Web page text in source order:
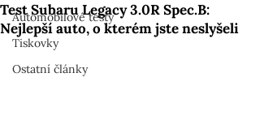
Automobilové testy
Tiskovky
Ostatní články
Test Subaru Legacy 3.0R Spec.B:
Nejlepší auto, o kterém jste neslyšeli